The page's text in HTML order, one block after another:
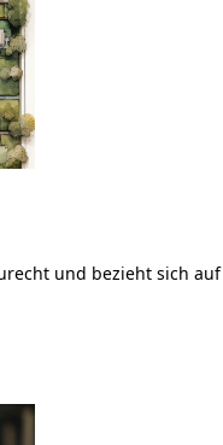
und bezieht sich